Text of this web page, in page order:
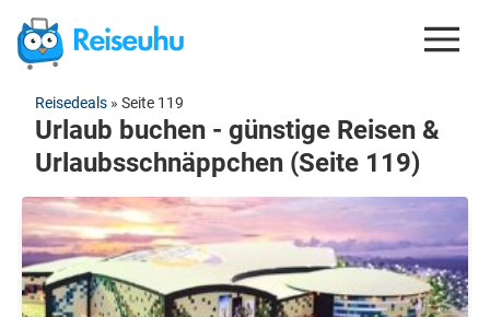
REISEDEALS
GUTSCHEINE
KREDITKARTEN
ESIM
REISEBLOG
Reisedeals » Seite 119
Urlaub buchen - günstige Reisen &
Urlaubsschnäppchen (Seite 119)